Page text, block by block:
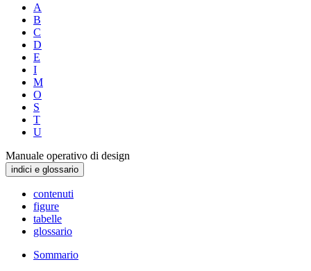
A
B
C
D
E
I
M
O
S
T
U
Manuale operativo di design
indici e glossario
contenuti
figure
tabelle
glossario
Sommario